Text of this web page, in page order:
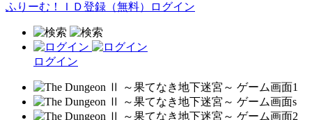
ふりーむ！ＩＤ登録（無料） ログイン
ログイン